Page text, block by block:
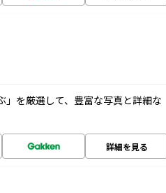
を厳選して、豊富な写真と詳細な
詳細を見る